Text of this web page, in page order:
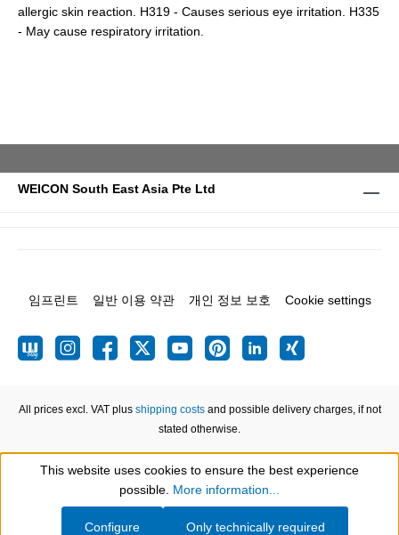
allergic skin reaction. H319 - Causes serious eye irritation. H335
- May cause respiratory irritation.
WEICON South East Asia Pte Ltd
임프린트 일반 이용 약관 개인 정보 보호 Cookie settings
All prices excl. VAT plus shipping costsand possible delivery charges, if not
stated otherwise.
Show toolbar
This website uses cookies to ensure the best experience
possible. More information...
Only technically required
Configure